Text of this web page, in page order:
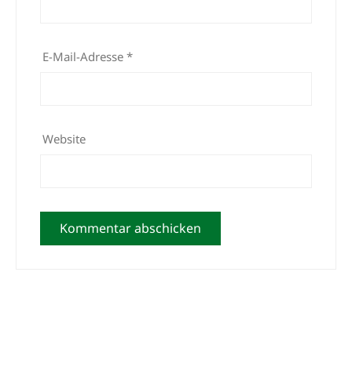
E-Mail-Adresse *
Website